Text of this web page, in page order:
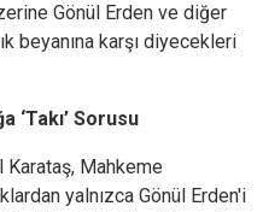
Gönül Erden ve diğer
beyanına karşı diyecekleri
‘Takı’ Sorusu
Karataş, Mahkeme
yalnızca Gönül Erden'i